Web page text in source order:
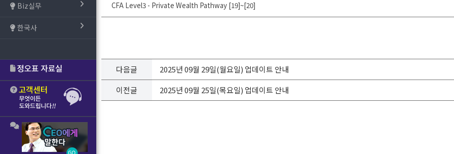
Biz실무
한국사
CFA Level3 - Private Wealth Pathway [19]~[20]
다음글
2025년 09월 29일(월요일) 업데이트 안내
이전글
2025년 09월 25일(목요일) 업데이트 안내